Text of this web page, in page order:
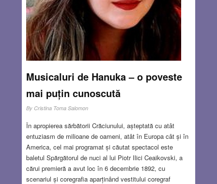
Musicaluri de Hanuka – o poveste
mai puțin cunoscută
By Cristina Toma Salomon
În apropierea sărbătorii Crăciunului, așteptată cu atât
entuziasm de milioane de oameni, atât în Europa cât și în
America, cel mai programat și căutat spectacol este
baletul Spărgătorul de nuci al lui Piotr Ilici Ceaikovski, a
cărui premieră a avut loc în 6 decembrie 1892, cu
scenariul și coregrafia aparținând vestitului coregraf